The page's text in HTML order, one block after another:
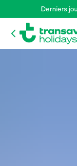
Derniers